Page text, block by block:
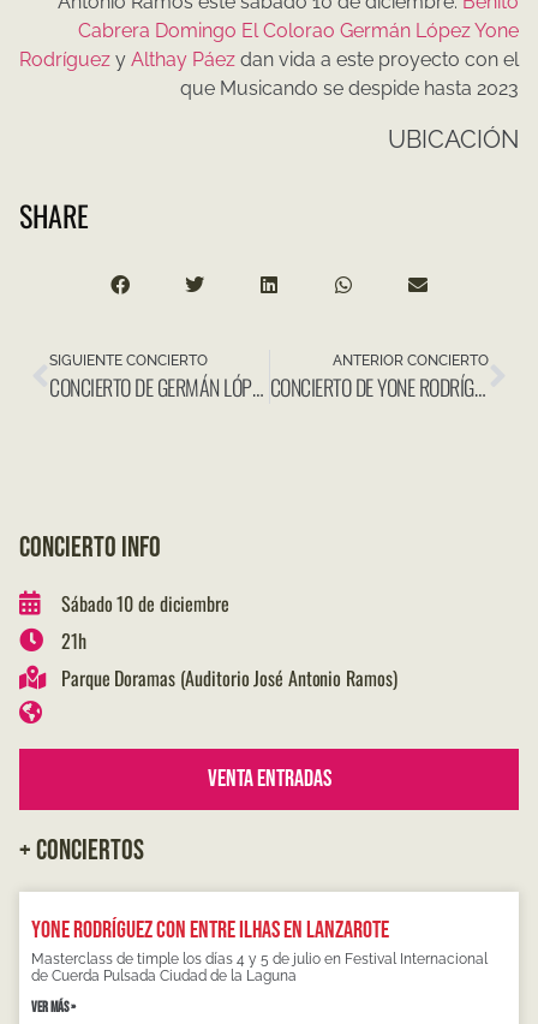
Cabrera Domingo El Colorao Germán LópezYone
Rodríguez y Althay Páez dan vida a este proyecto con el
que Musicando se despide hasta 2023
UBICACIÓN
SHARE
SIGUIENTE CONCIERTO
CONCIERTO DE GERMÁN LÓPEZ Y YONE RODRÍGUEZ EN FESTIVAL BOREAL
ANTERIOR CONCIERTO
CONCIERTO DE YONE RODRÍGUEZ QUARTET EN EL HIERRO
CONCIERTO INFO
Sábado 10 de diciembre
21h
Parque Doramas (Auditorio José Antonio Ramos)
Venta Entradas
+ CONCIERTOS
Yone Rodríguez con Entre Ilhas en Lanzarote
Masterclass de timple los días 4 y 5 de julio en Festival Internacional
de Cuerda Pulsada Ciudad de la Laguna
VER MÁS »